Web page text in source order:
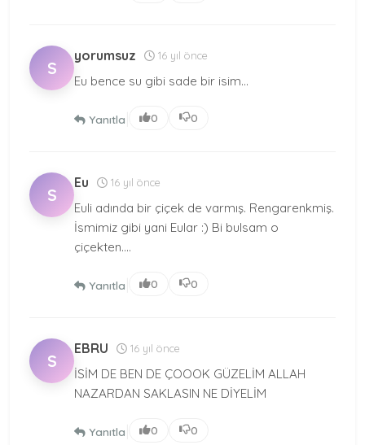
S
yorumsuz 16 yıl önce
Eu bence su gibi sade bir isim...
Yanıtla 0 0
S
Eu 16 yıl önce
Euli adında bir çiçek de varmış. Rengarenkmiş.
İsmimiz gibi yani Eular :) Bi bulsam o
çiçekten....
Yanıtla 0 0
S
EBRU 16 yıl önce
İSİM DE BEN DE ÇOOOK GÜZELİM ALLAH
NAZARDAN SAKLASIN NE DİYELİM
Yanıtla 0 0